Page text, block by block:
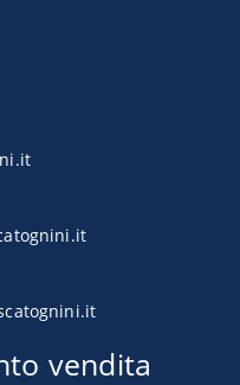
vendita